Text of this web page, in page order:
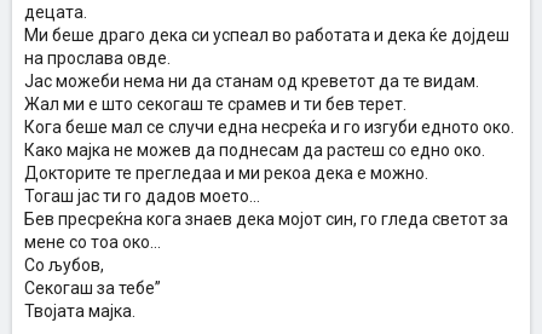
децата.
Ми беше драго дека си успеал во работата и дека ќе дојдеш
на прослава овде.
Јас можеби нема ни да станам од креветот да те видам.
Жал ми е што секогаш те срамев и ти бев терет.
Кога беше мал се случи една несреќа и го изгуби едното око.
Како мајка не можев да поднесам да растеш со едно око.
Докторите те прегледаa и ми рекоа дека е можно.
Тогаш јас ти го дадов моето…
Бев пресреќна кога знаев дека мојот син, го гледа светот за
мене со тоа око…
Со љубов,
Секогаш за тебе”
Твојата мајка.